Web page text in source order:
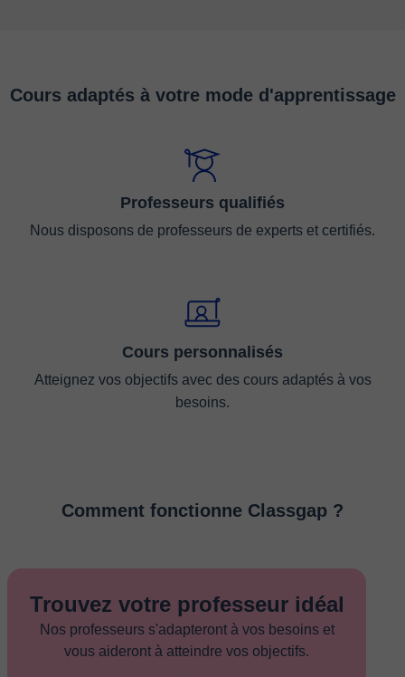
Cours adaptés à votre mode d'apprentissage
Professeurs qualifiés
Nous disposons de professeurs de experts et certifiés.
Cours personnalisés
Atteignez vos objectifs avec des cours adaptés à vos
besoins.
Comment fonctionne Classgap ?
Trouvez votre professeur idéal
Nos professeurs s'adapteront à vos besoins et
vous aideront à atteindre vos objectifs.